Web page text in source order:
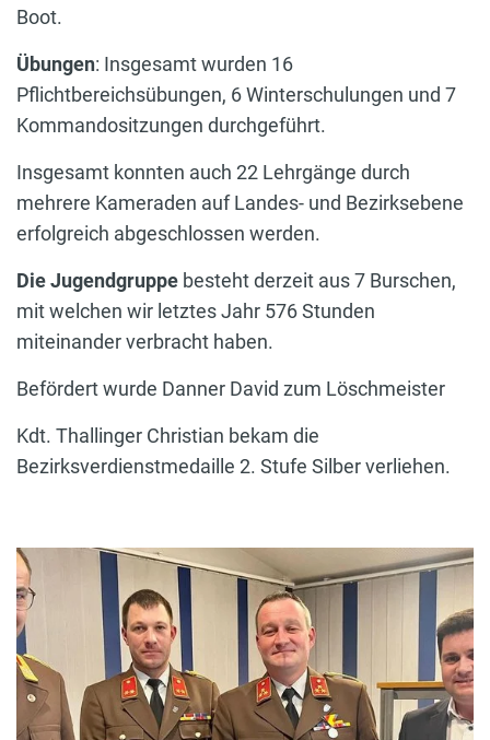
Boot.
Übungen: Insgesamt wurden 16
Pflichtbereichsübungen, 6 Winterschulungen und 7
Kommandositzungen durchgeführt.
Insgesamt konnten auch 22 Lehrgänge durch
mehrere Kameraden auf Landes- und Bezirksebene
erfolgreich abgeschlossen werden.
Die Jugendgruppe besteht derzeit aus 7 Burschen,
mit welchen wir letztes Jahr 576 Stunden
miteinander verbracht haben.
Befördert wurde Danner David zum Löschmeister
Kdt. Thallinger Christian bekam die
Bezirksverdienstmedaille 2. Stufe Silber verliehen.